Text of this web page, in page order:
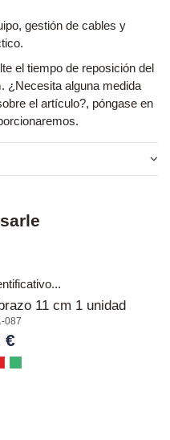
gestión de cables y
el tiempo de reposición del
¿Necesita alguna medida
el artículo?, póngase en
11 cm 1 unidad
087
€